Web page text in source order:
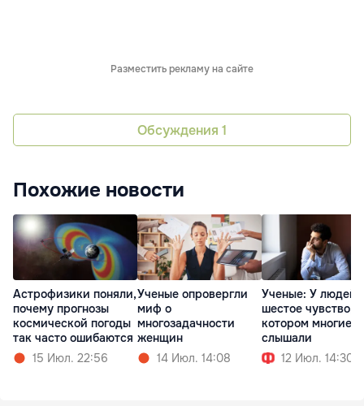
Разместить рекламу на сайте
Обсуждения 1
Похожие новости
Астрофизики поняли,
почему прогнозы
космической погоды
так часто ошибаются
15 Июл. 22:56
Ученые опровергли
миф о
многозадачности
женщин
14 Июл. 14:08
Ученые: У людей
шестое чувство, о
котором многие
слышали
12 Июл. 14:30